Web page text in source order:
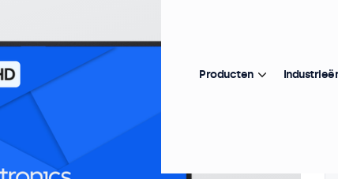
Producten